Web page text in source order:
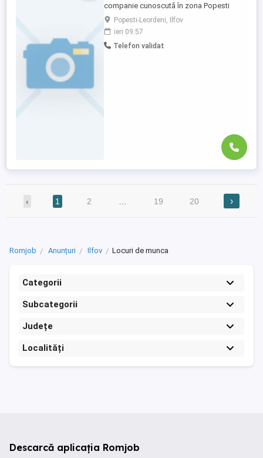
companie cunoscută în zona Popesti
Leordeni. Program de lucru: in schimburi
06.30 - 14.30 14.30 - 21.30 21.30 - 06.30 L-V
Ce oferim: - Salariu fix - Tichete de masă
Rute transport: Decembrie 1918 - Anghel
Popesti-Leordeni, Ilfov
ieri 09:57
Telefon validat
‹ 1 2 19 20 ›
Romjob Anunțuri Ilfov Locuri de munca
Categorii
Subcategorii
Județe
Localități
Descarcă aplicația Romjob